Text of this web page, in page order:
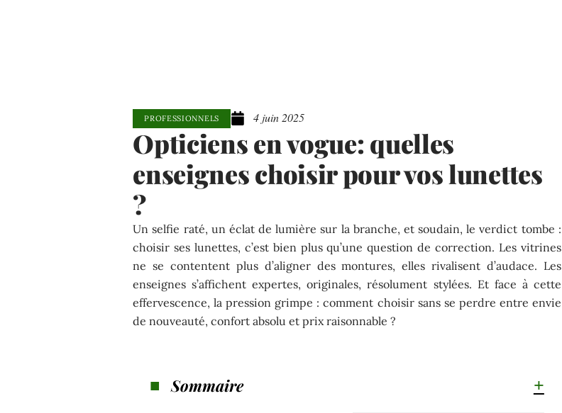
PROFESSIONNELS 4 juin 2025
Opticiens en vogue: quelles
enseignes choisir pour vos lunettes
?
Un selfie raté, un éclat de lumière sur la branche, et soudain, le verdict tombe :
choisir ses lunettes, c’est bien plus qu’une question de correction. Les vitrines
ne se contentent plus d’aligner des montures, elles rivalisent d’audace. Les
enseignes s’affichent expertes, originales, résolument stylées. Et face à cette
effervescence, la pression grimpe : comment choisir sans se perdre entre envie
de nouveauté, confort absolu et prix raisonnable ?
Sommaire